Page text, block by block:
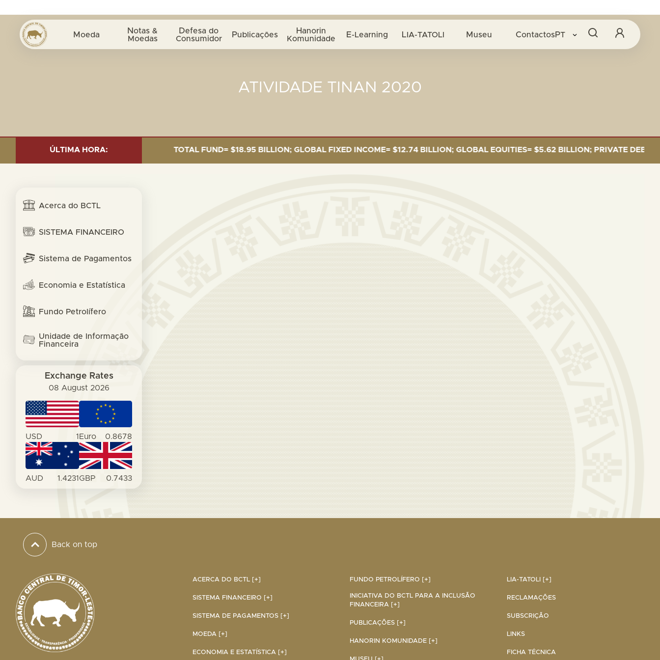
Moeda Notas &
Moedas
Defesa do
Consumidor Publicações Hanorin
Komunidade E-Learning LIA-TATOLI Museu Contactos PT
ATIVIDADE TINAN 2020
ÚLTIMA HORA:
INVESTMENT AS OF 30 SEP. 2025: TOTAL FUND= $18.95 BILLION; GLOBAL FIXED INCOME= $12.74 BILLION; GLOBAL EQUITIES= $5.62 BILLION; PRIVATE DEBT=
Acerca do BCTL
SISTEMA FINANCEIRO
Sistema de Pagamentos
Economia e Estatística
Fundo Petrolífero
Unidade de Informação
Financeira
Exchange Rates
08 August 2026
USD 1 Euro 0.8678
AUD 1.4231GBP 0.7433
Back on top
ACERCA DO BCTL [+]
SISTEMA FINANCEIRO [+]
SISTEMA DE PAGAMENTOS [+]
MOEDA [+]
ECONOMIA E ESTATÍSTICA [+]
FUNDO PETROLÍFERO [+]
INICIATIVA DO BCTL PARA A INCLUSÃO
FINANCEIRA [+]
PUBLICAÇÕES [+]
HANORIN KOMUNIDADE [+]
LIA-TATOLI [+]
RECLAMAÇÕES
SUBSCRIÇÃO
LINKS
FICHA TÉCNICA